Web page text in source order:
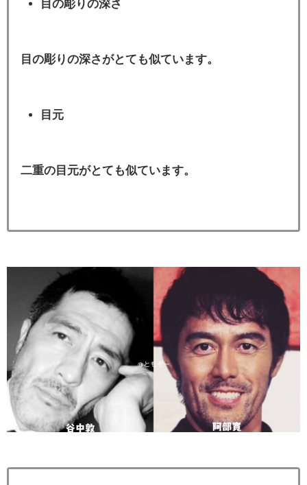
目の彫りの深さ
目の彫りの深さがとても似ています。
目元
二重の目元がとても似ています。